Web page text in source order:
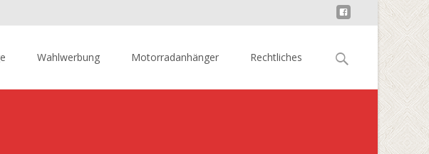
Wahlwerbung Motorradanhänger Rechtliches
Suchen
nach: